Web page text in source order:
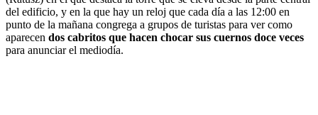
del edificio, y en la que hay un reloj que cada día a las 12:00 en
punto de la mañana congrega a grupos de turistas para ver como
aparecen dos cabritos que hacen chocar sus cuernos doce veces
para anunciar el mediodía.